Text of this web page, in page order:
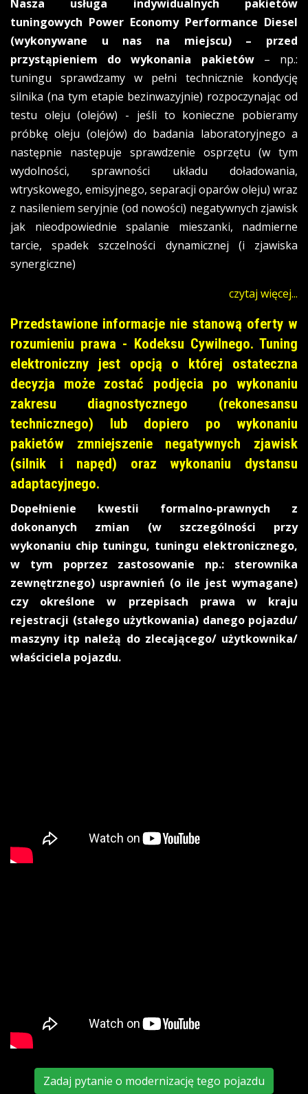
Nasza usługa indywidualnych pakietów
tuningowych Power Economy Performance Diesel
(wykonywane u nas na miejscu) – przed
przystąpieniem do wykonania pakietów– np.:
tuningu sprawdzamy w pełni technicznie kondycję
silnika (na tym etapie bezinwazyjnie) rozpoczynając od
testu oleju (olejów) - jeśli to konieczne pobieramy
próbkę oleju (olejów) do badania laboratoryjnego a
następnie następuje sprawdzenie osprzętu (w tym
wydolności, sprawności układu doładowania,
wtryskowego, emisyjnego, separacji oparów oleju) wraz
z nasileniem seryjnie (od nowości) negatywnych zjawisk
jak nieodpowiednie spalanie mieszanki, nadmierne
tarcie, spadek szczelności dynamicznej (i zjawiska
synergiczne)
czytaj więcej...
Przedstawione informacje nie stanową oferty w
rozumieniu prawa - Kodeksu Cywilnego. Tuning
elektroniczny jest opcją o której ostateczna
decyzja może zostać podjęcia po wykonaniu
zakresu diagnostycznego (rekonesansu
technicznego) lub dopiero po wykonaniu
pakietów zmniejszenie negatywnych zjawisk
(silnik i napęd) oraz wykonaniu dystansu
adaptacyjnego.
Dopełnienie kwestii formalno-prawnych z
dokonanych zmian (w szczególności przy
wykonaniu chip tuningu, tuningu elektronicznego,
w tym poprzez zastosowanie np.: sterownika
zewnętrznego) usprawnień (o ile jest wymagane)
czy określone w przepisach prawa w kraju
rejestracji (stałego użytkowania) danego pojazdu/
maszyny itp należą do zlecającego/ użytkownika/
właściciela pojazdu.
Zadaj pytanie o modernizację tego pojazdu